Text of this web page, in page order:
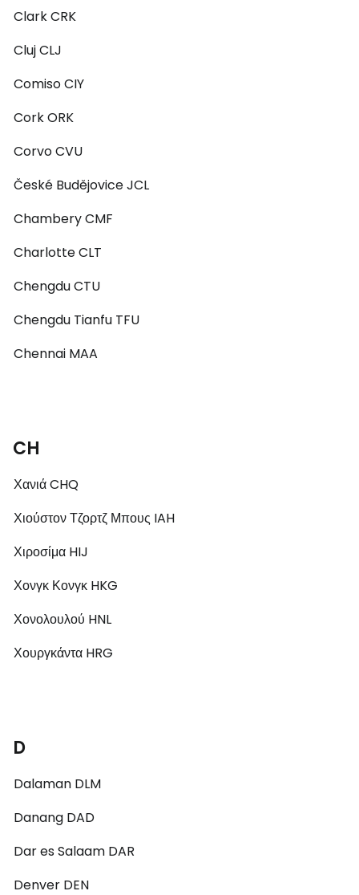
Clark CRK
Cluj CLJ
Comiso CIY
Cork ORK
Corvo CVU
České Budějovice JCL
Chambery CMF
Charlotte CLT
Chengdu CTU
Chengdu Tianfu TFU
Chennai MAA
CH
Χανιά CHQ
Χιούστον Τζορτζ Μπους IAH
Χιροσίμα HIJ
Χονγκ Κονγκ HKG
Χονολουλού HNL
Χουργκάντα HRG
D
Dalaman DLM
Danang DAD
Dar es Salaam DAR
Denver DEN